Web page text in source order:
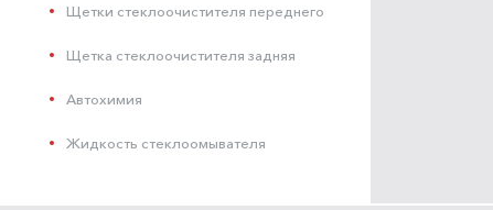
Щетки стеклоочистителя переднего
Щетка стеклоочистителя задняя
Автохимия
Жидкость стеклоомывателя